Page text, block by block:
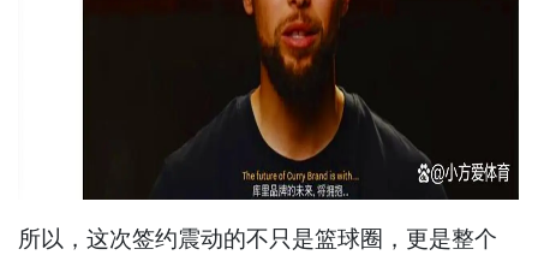
所以，这次签约震动的不只是篮球圈，更是整个